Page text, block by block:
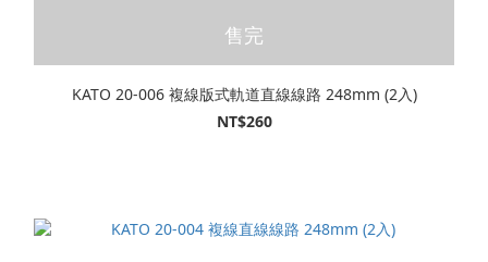
售完
KATO 20-006 複線版式軌道直線線路 248mm (2入)
NT$260